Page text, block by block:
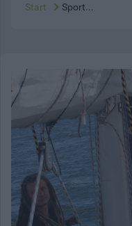
Start Sport...